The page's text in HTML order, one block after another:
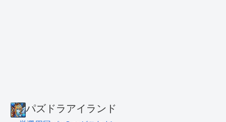
パズドラアイランド